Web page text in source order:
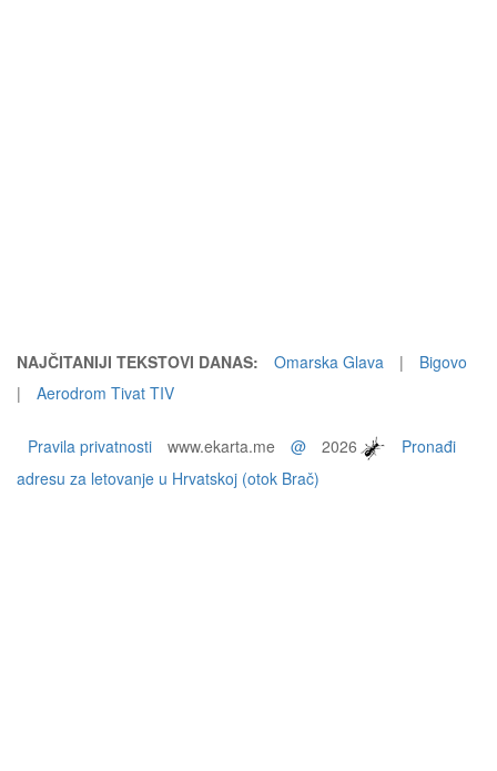
NAJČITANIJI TEKSTOVI DANAS: Omarska Glava |
Bigovo
|
Aerodrom Tivat TIV
Pravila privatnosti www.ekarta.me @ 2026
Pronađi
adresu za letovanje u Hrvatskoj (otok Brač)